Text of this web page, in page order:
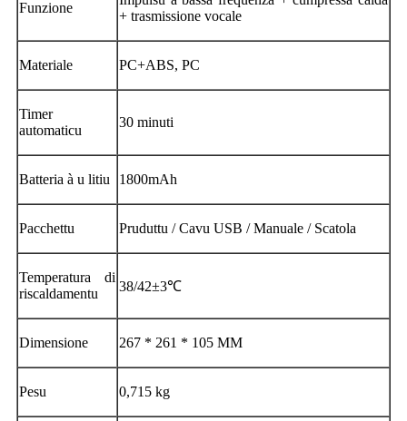
Funzione
+ trasmissione vocale
Materiale PC+ABS, PC
Timer
automaticu
30 minuti
Batteria à u litiu 1800mAh
Pacchettu Pruduttu / Cavu USB / Manuale / Scatola
Temperatura di
riscaldamentu
38/42±3℃
Dimensione 267 * 261 * 105 MM
Pesu 0,715 kg